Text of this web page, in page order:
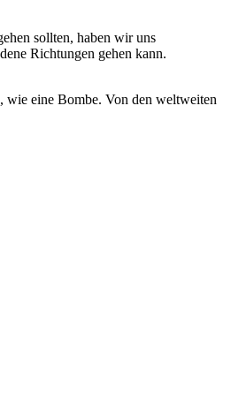
sollten, haben wir uns
Richtungen gehen kann.
eine Bombe. Von den weltweiten